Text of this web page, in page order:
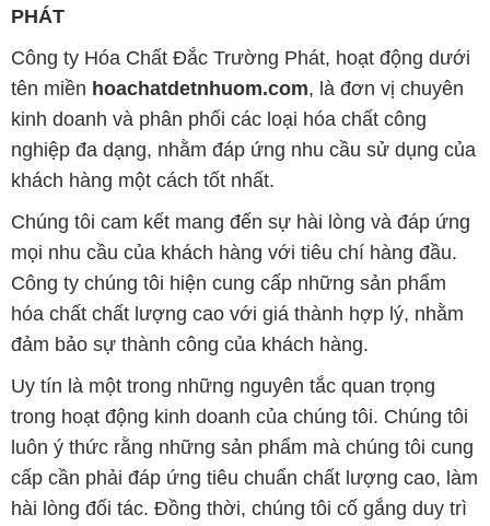
PHÁT
Công ty Hóa Chất Đắc Trường Phát, hoạt động dưới
tên miền hoachatdetnhuom.com, là đơn vị chuyên
kinh doanh và phân phối các loại hóa chất công
nghiệp đa dạng, nhằm đáp ứng nhu cầu sử dụng của
khách hàng một cách tốt nhất.
Chúng tôi cam kết mang đến sự hài lòng và đáp ứng
mọi nhu cầu của khách hàng với tiêu chí hàng đầu.
Công ty chúng tôi hiện cung cấp những sản phẩm
hóa chất chất lượng cao với giá thành hợp lý, nhằm
đảm bảo sự thành công của khách hàng.
Uy tín là một trong những nguyên tắc quan trọng
trong hoạt động kinh doanh của chúng tôi. Chúng tôi
luôn ý thức rằng những sản phẩm mà chúng tôi cung
cấp cần phải đáp ứng tiêu chuẩn chất lượng cao, làm
hài lòng đối tác. Đồng thời, chúng tôi cố gắng duy trì